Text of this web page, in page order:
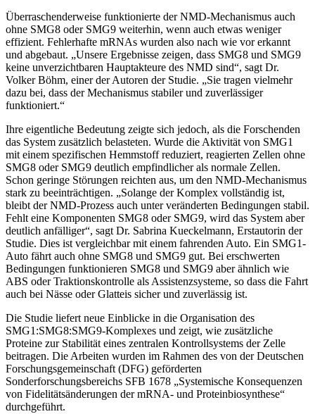
Überraschenderweise funktionierte der NMD-Mechanismus auch
ohne SMG8 oder SMG9 weiterhin, wenn auch etwas weniger
effizient. Fehlerhafte mRNAs wurden also nach wie vor erkannt
und abgebaut. „Unsere Ergebnisse zeigen, dass SMG8 und SMG9
keine unverzichtbaren Hauptakteure des NMD sind“, sagt Dr.
Volker Böhm, einer der Autoren der Studie. „Sie tragen vielmehr
dazu bei, dass der Mechanismus stabiler und zuverlässiger
funktioniert.“
Ihre eigentliche Bedeutung zeigte sich jedoch, als die Forschenden
das System zusätzlich belasteten. Wurde die Aktivität von SMG1
mit einem spezifischen Hemmstoff reduziert, reagierten Zellen ohne
SMG8 oder SMG9 deutlich empfindlicher als normale Zellen.
Schon geringe Störungen reichten aus, um den NMD-Mechanismus
stark zu beeinträchtigen. „Solange der Komplex vollständig ist,
bleibt der NMD-Prozess auch unter veränderten Bedingungen stabil.
Fehlt eine Komponenten SMG8 oder SMG9, wird das System aber
deutlich anfälliger“, sagt Dr. Sabrina Kueckelmann, Erstautorin der
Studie. Dies ist vergleichbar mit einem fahrenden Auto. Ein SMG1-
Auto fährt auch ohne SMG8 und SMG9 gut. Bei erschwerten
Bedingungen funktionieren SMG8 und SMG9 aber ähnlich wie
ABS oder Traktionskontrolle als Assistenzsysteme, so dass die Fahrt
auch bei Nässe oder Glatteis sicher und zuverlässig ist.
Die Studie liefert neue Einblicke in die Organisation des
SMG1:SMG8:SMG9-Komplexes und zeigt, wie zusätzliche
Proteine zur Stabilität eines zentralen Kontrollsystems der Zelle
beitragen. Die Arbeiten wurden im Rahmen des von der Deutschen
Forschungsgemeinschaft (DFG) geförderten
Sonderforschungsbereichs SFB 1678 „Systemische Konsequenzen
von Fidelitätsänderungen der mRNA- und Proteinbiosynthese“
durchgeführt.